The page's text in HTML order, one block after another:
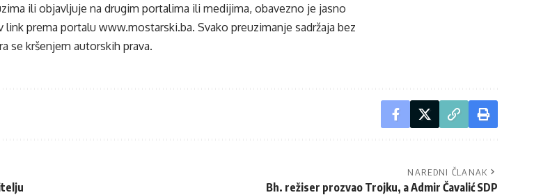
ili objavljuje na drugim portalima ili medijima, obavezno je jasno
link prema portalu www.mostarski.ba. Svako preuzimanje sadržaja bez
se kršenjem autorskih prava.
NAREDNI ČLANAK
Bh. režiser prozvao Trojku, a Admir Čavalić SDP